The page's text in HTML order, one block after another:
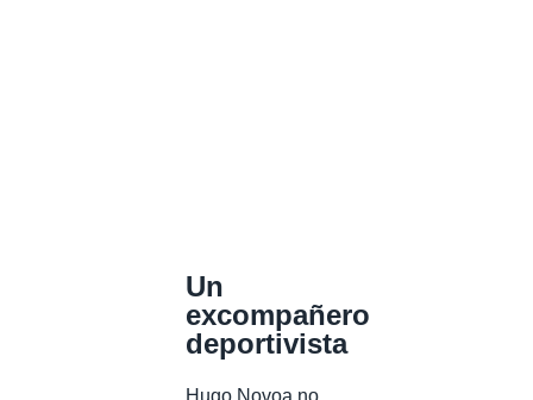
Un
excompañero
deportivista
Hugo Novoa no